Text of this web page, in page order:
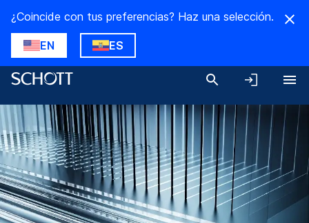
¿Coincide con tus preferencias? Haz una selección.
EN ES